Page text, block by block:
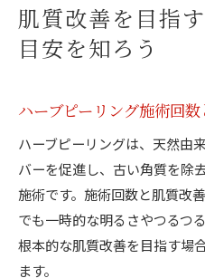
肌質改善を目指
目安を知ろう
ハーブピーリング施術回
ハーブピーリングは、天然由
バーを促進し、古い角質を除
施術です。施術回数と肌質改
でも一時的な明るさやつるつ
根本的な肌質改善を目指す場
ます。